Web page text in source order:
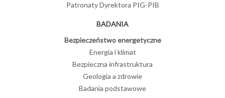
Patronaty Dyrektora PIG-PIB
BADANIA
Bezpieczeństwo energetyczne
Energia i klimat
Bezpieczna infrastruktura
Geologia a zdrowie
Badania podstawowe